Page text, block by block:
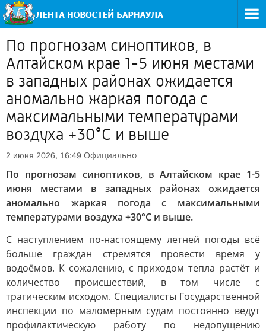
По прогнозам синоптиков, в
Алтайском крае 1-5 июня местами
в западных районах ожидается
аномально жаркая погода с
максимальными температурами
воздуха +30°С и выше
2 июня 2026, 16:49 Официально
По прогнозам синоптиков, в Алтайском крае 1-5
июня местами в западных районах ожидается
аномально жаркая погода с максимальными
температурами воздуха +30°С и выше.
С наступлением по-настоящему летней погоды всё
больше граждан стремятся провести время у
водоёмов. К сожалению, с приходом тепла растёт и
количество происшествий, в том числе с
трагическим исходом. Специалисты Государственной
инспекции по маломерным судам постоянно ведут
профилактическую работу по недопущению